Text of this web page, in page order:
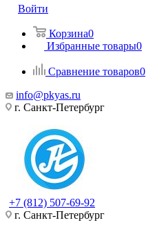
Войти
Корзина0
Избранные товары0
Сравнение товаров0
info@pkyas.ru
г. Санкт-Петербург
+7 (812) 507-69-92
г. Санкт-Петербург